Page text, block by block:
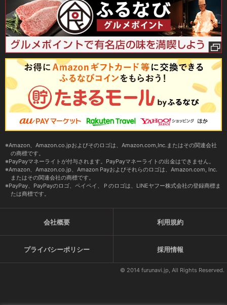
Amazon、Amazon.co.jpおよびそのロゴは、Amazon.com,Inc.またはその関連会社
の商標です。
PayPayマネーライトが付与されます。PayPayマネーライトの出金はできません。
Amazon、Amazon.co.jp、Amazon Payおよびそれらのロゴは、Amazon.com, Inc.
またはその関連会社の商標です。
PayPay、PayPayのロゴ、ペイペイ、Ｐのロゴは、LINEヤフー株式会社の登録商標ま
たは商標です。
会社概要 利用規約
プライバシーポリシー 採用情報
© 2014 furunavi.jp, All Rights Reserved.